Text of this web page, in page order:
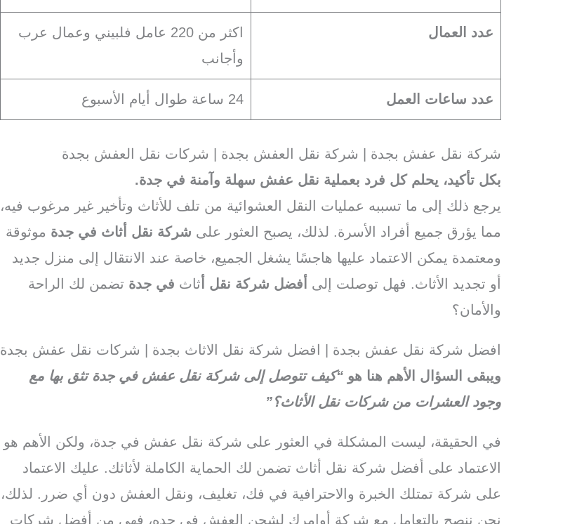
عدد العمال
اكثر من 220 عامل فلبيني وعمال عرب
وأجانب
عدد ساعات العمل 24 ساعة طوال أيام الأسبوع
شركة نقل عفش بجدة | شركة نقل العفش بجدة | شركات نقل العفش بجدة
بكل تأكيد، يحلم كل فرد بعملية نقل عفش سهلة وآمنة في جدة.
يرجع ذلك إلى ما تسببه عمليات النقل العشوائية من تلف للأثاث وتأخير غير مرغوب فيه،
مما يؤرق جميع أفراد الأسرة. لذلك، يصبح العثور على شركة نقل ثاث في جدة موثوقة
ومعتمدة يمكن الاعتماد عليها هاجسًا يشغل الجميع، خاصة عند الانتقال إلى منزل جديد
أو تجديد الأثاث. فهل توصلت إلى
أفضل شركة نقل أ ثاث في جدة تضمن لك الراحة
والأمان؟
افضل شركة نقل عفش بجدة | افضل شركة نقل الاثاث بجدة | شركات نقل عفش بجدة
ويبقى السؤال الأهم هنا هو “كيف تتوصل إلى شركة نقل عفش في جدة تثق بها مع
وجود العشرات من شركات نقل الأثاث؟”
في الحقيقة، ليست المشكلة في العثور على شركة نقل عفش في جدة، ولكن الأهم هو
الاعتماد على أفضل شركة نقل أثاث تضمن لك الحماية الكاملة لأثاثك. عليك الاعتماد
على شركة تمتلك الخبرة والاحترافية في فك، تغليف، ونقل العفش دون أي ضرر. لذلك،
نحن ننصح بالتعامل مع شركة أوامرك لشحن العفش في جده، فهي من أفضل شركات